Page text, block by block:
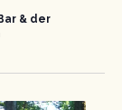
& der